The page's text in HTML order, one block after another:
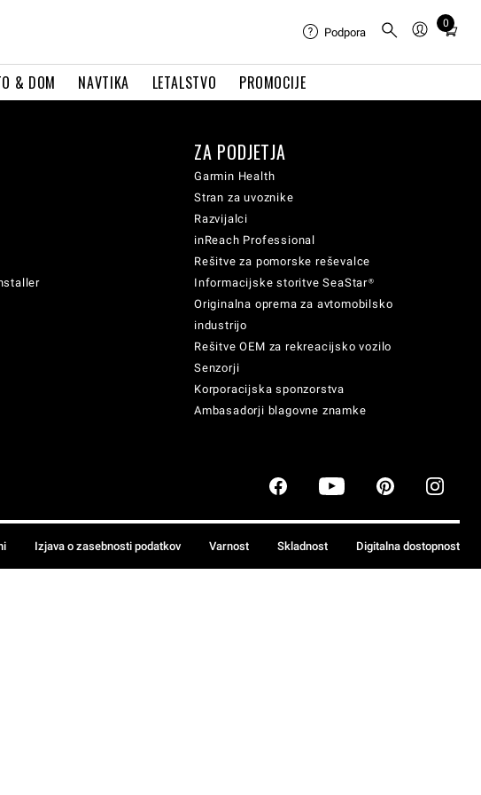
& DOM NAVTIKA LETALSTVO PROMOCIJE
Podpora
0
Total
cart:
ZA PODJETJA
Garmin Health
Stran za uvoznike
Razvijalci
inReach Professional
Rešitve za pomorske reševalce
Informacijske storitve SeaStar®
Originalna oprema za avtomobilsko
industrijo
Rešitve OEM za rekreacijsko vozilo
Senzorji
Korporacijska sponzorstva
Ambasadorji blagovne znamke
Izjava o zasebnosti podatkov Varnost Skladnost Digitalna dostopnost